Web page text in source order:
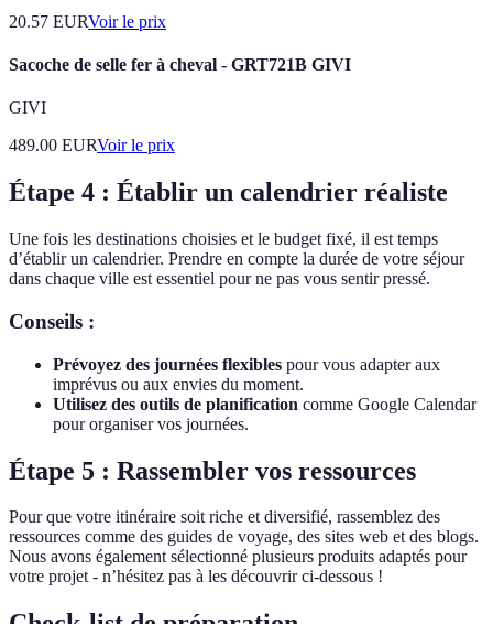
20.57 EURVoir le prix
Sacoche de selle fer à cheval - GRT721B GIVI
GIVI
489.00 EURVoir le prix
Étape 4 : Établir un calendrier réaliste
Une fois les destinations choisies et le budget fixé, il est temps
d’établir un calendrier. Prendre en compte la durée de votre séjour
dans chaque ville est essentiel pour ne pas vous sentir pressé.
Conseils :
Prévoyez des journées flexibles pour vous adapter aux
imprévus ou aux envies du moment.
Utilisez des outils de planification comme Google Calendar
pour organiser vos journées.
Étape 5 : Rassembler vos ressources
Pour que votre itinéraire soit riche et diversifié, rassemblez des
ressources comme des guides de voyage, des sites web et des blogs.
Nous avons également sélectionné plusieurs produits adaptés pour
votre projet - n’hésitez pas à les découvrir ci-dessous !